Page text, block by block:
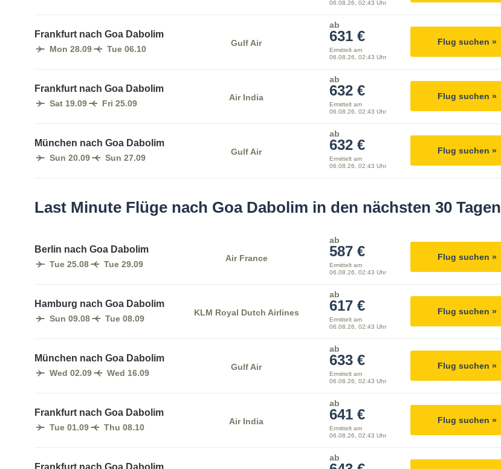
06.08.26, 02:43 Uhr
Frankfurt nach Goa Dabolim
Mon 28.09 Tue 06.10
Gulf Air
ab
631 €
Ermittelt am
06.08.26, 02:43 Uhr
Flug suchen »
Frankfurt nach Goa Dabolim
Sat 19.09 Fri 25.09
Air India
ab
632 €
Ermittelt am
06.08.26, 02:43 Uhr
Flug suchen »
München nach Goa Dabolim
Sun 20.09 Sun 27.09
Gulf Air
ab
632 €
Ermittelt am
06.08.26, 02:43 Uhr
Flug suchen »
Last Minute Flüge nach Goa Dabolim in den nächsten 30 Tagen
Berlin nach Goa Dabolim
Tue 25.08 Tue 29.09
Air France
ab
587 €
Ermittelt am
06.08.26, 02:43 Uhr
Flug suchen »
Hamburg nach Goa Dabolim
Sun 09.08 Tue 08.09
KLM Royal Dutch Airlines
ab
617 €
Ermittelt am
06.08.26, 02:43 Uhr
Flug suchen »
München nach Goa Dabolim
Wed 02.09 Wed 16.09
Gulf Air
ab
633 €
Ermittelt am
06.08.26, 02:43 Uhr
Flug suchen »
Frankfurt nach Goa Dabolim
Tue 01.09 Thu 08.10
Air India
ab
641 €
Ermittelt am
06.08.26, 02:43 Uhr
Flug suchen »
ab